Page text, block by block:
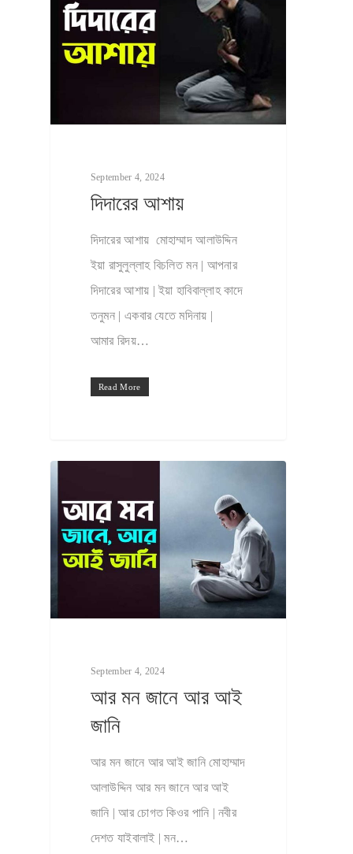
Hit enter to search or ESC to close
September 4, 2024
দিদারের আশায়
দিদারের আশায় মোহাম্মাদ আলাউদ্দিন
ইয়া রাসুলুল্লাহ বিচলিত মন | আপনার
দিদারের আশায় | ইয়া হাবিবাল্লাহ কাদে
তনুমন | একবার যেতে মদিনায় |
আমার রিদয়…
Read More
September 4, 2024
আর মন জানে আর আই
জানি
আর মন জানে আর আই জানি মোহাম্মাদ
আলাউদ্দিন আর মন জানে আর আই
জানি | আর চোগত কিওর পানি | নবীর
দেশত যাইবালাই | মন…